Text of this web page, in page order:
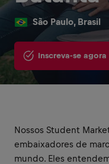
São Paulo, Brasil
Inscreva-se agora
Nossos Student
embaixadores de
mundo. Eles